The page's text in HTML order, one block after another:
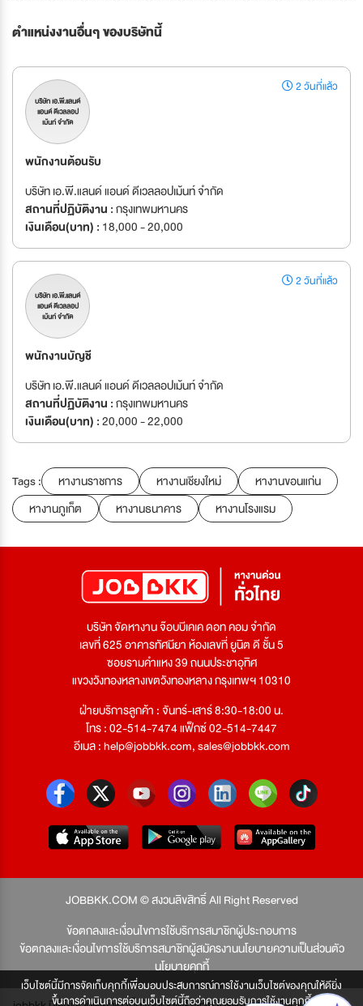
เว็บไซต์นี้มีการจัดเก็บคุกกี้เพื่อมอบประสบการณ์การใช้งานเว็บไซต์ของคุณให้ดียิ่ง
ขึ้นการดำเนินการต่อบนเว็บไซต์นี้ถือว่าคุณยอมรับการใช้งานคุกกี้
ตำแหน่งงานอื่นๆ ของบริษัทนี้
บริษัท เอ.พี.แลนด์
แอนด์ ดีเวลลอป
เม้นท์ จำกัด
2 วันที่แล้ว
พนักงานต้อนรับ
บริษัท เอ.พี.แลนด์ แอนด์ ดีเวลลอปเม้นท์ จำกัด
สถานที่ปฏิบัติงาน :กรุงเทพมหานคร
เงินเดือน(บาท) : 18,000 - 20,000
บริษัท เอ.พี.แลนด์
แอนด์ ดีเวลลอป
เม้นท์ จำกัด
2 วันที่แล้ว
พนักงานบัญชี
บริษัท เอ.พี.แลนด์ แอนด์ ดีเวลลอปเม้นท์ จำกัด
สถานที่ปฏิบัติงาน :กรุงเทพมหานคร
เงินเดือน(บาท) :20,000 - 22,000
Tags : หางานราชการ หางานเชียงใหม่
หางานขอนแก่น
หางานภูเก็ต
หางานธนาคาร หางานโรงแรม
บริษัท จัดหางาน จ๊อบบีเคเค ดอท คอม จำกัด
เลขที่ 625 อาคารทัศนียา ห้องเลขที่ ยูนิต ดี ชั้น 5
ซอยรามคำแหง 39 ถนนประชาอุทิศ
แขวงวังทองหลางเขตวังทองหลาง กรุงเทพฯ 10310
ฝ่ายบริการลูกค้า : จันทร์-เสาร์ 8:30-18:00 น.
โทร : 02-514-7474 แฟ็กซ์ 02-514-7447
อีเมล :help@jobbkk.com,sales@jobbkk.com
JOBBKK.COM © สงวนลิขสิทธิ์ All Right Reserved
ข้อตกลงและเงื่อนไขการใช้บริการสมาชิกผู้ประกอบการ
ข้อตกลงและเงื่อนไขการใช้บริการสมาชิกผู้สมัครงานนโยบายความเป็นส่วนตัว
นโยบายคุกกี้